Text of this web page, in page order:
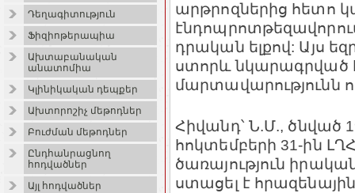
Դեղագիտություն
Ֆիզիոթերապիա
Ախտաբանական
անատոմիա
Կլինիկական դեպքեր
Ախտորոշիչ մեթոդներ
Բուժման մեթոդներ
Ընդհանրացնող
հոդվածներ
Այլ հոդվածներ
արթրոզներից հետո
դրական ելքով: Այս
ստորև նկարագրված
մարտավարությունն
Հիվանդ՝ Ն.Մ., ծնված
հոկտեմբերի 31-ին
ծառայություն
ստացել է